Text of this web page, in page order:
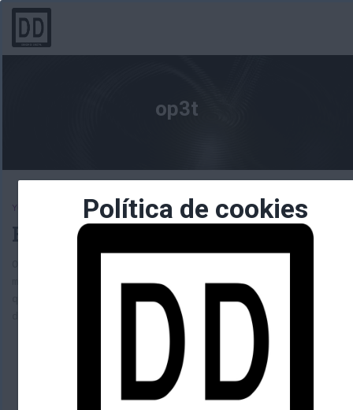
op3t
YOUTUBE
Emisiones en directo ¿oxigeno?
móvil. Una emisión en directo a youtube en este caso.
que investigar aún a ver si se puede personalizar
demás, ya que queda un poco soso así solo.
Política de cookies